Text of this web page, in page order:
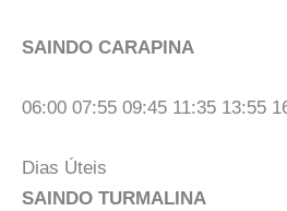
SAINDO CARAPINA
06:00 07:55 09:45 11:35 13:55
Dias Úteis
SAINDO TURMALINA